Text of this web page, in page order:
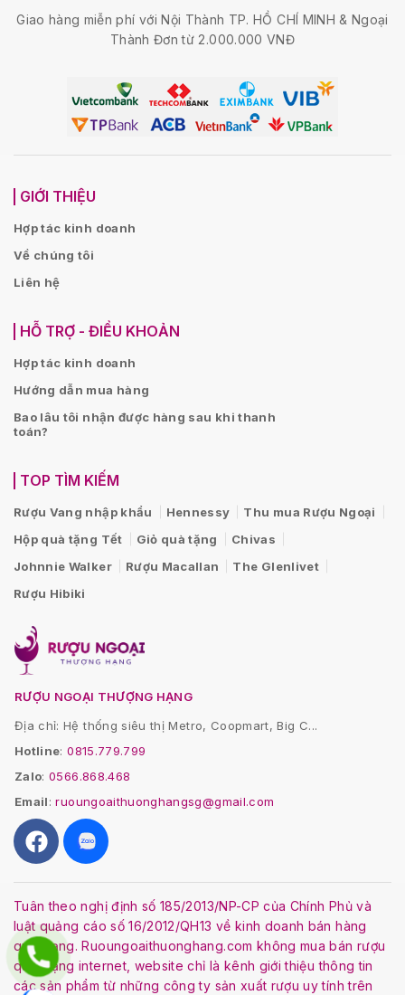
Giao hàng miễn phí với Nội Thành TP. HỒ CHÍ MINH & Ngoại
Thành Đơn từ 2.000.000 VNĐ
GIỚI THIỆU
Hợp tác kinh doanh
Về chúng tôi
Liên hệ
HỖ TRỢ - ĐIỀU KHOẢN
Hợp tác kinh doanh
Hướng dẫn mua hàng
Bao lâu tôi nhận được hàng sau khi thanh
toán?
TOP TÌM KIẾM
Rượu Vang nhập khẩu Hennessy
Thu mua Rượu Ngoại
Hộp quà tặng Tết
Giỏ quà tặng
Chivas
Johnnie Walker
Rượu Macallan
The Glenlivet
Rượu Hibiki
RƯỢU NGOẠI THƯỢNG HẠNG
Địa chỉ: Hệ thống siêu thị Metro, Coopmart, Big C...
Hotline:0815.779.799
Zalo:0566.868.468
Email:ruoungoaithuonghangsg@gmail.com
Tuân theo nghị định số 185/2013/NP-CP của Chính Phủ và
luật quảng cáo số 16/2012/QH13 về kinh doanh bán hàng
qua mạng. Ruoungoaithuonghang.com không mua bán rượu
qua mạng internet, website chỉ là kênh giới thiệu thông tin
các sản phẩm từ những công ty sản xuất rượu uy tính trên